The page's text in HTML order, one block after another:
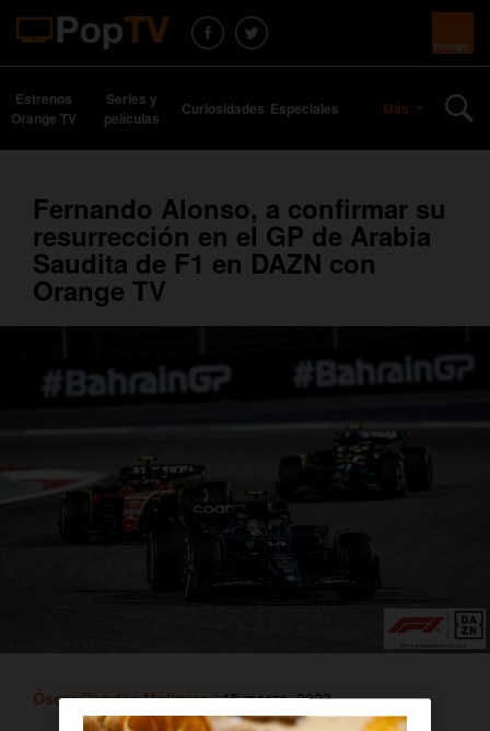
Estrenos
Orange TV
Series y
películas
Curiosidades Especiales Más
Fernando Alonso, a confirmar su
resurrección en el GP de Arabia
Saudita de F1 en DAZN con
Orange TV
Óscar Condés Molinero/ 15 marzo, 2023